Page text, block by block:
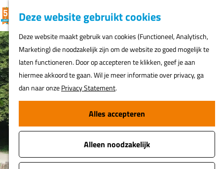
Deze website gebruikt cookies
Deze website maakt gebruik van cookies (Functioneel, Analytisch,
Marketing) die noodzakelijk zijn om de website zo goed mogelijk te
laten functioneren. Door op accepteren te klikken, geef je aan
hiermee akkoord te gaan. Wil je meer informatie over privacy, ga
dan naar onzePrivacy Statement.
Alles accepteren
Alleen noodzakelijk
G
a
n
a
a
r
d
e
o
m
F
v
o
r
i
e
t
e
n
K
a
a
r
t
Z
e
k
e
n
MENU